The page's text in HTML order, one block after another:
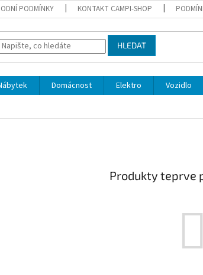
PODMÍNKY KONTAKT CAMPI-SHOP
HLEDAT
Domácnost Elektro Vozidlo
Produkty teprve